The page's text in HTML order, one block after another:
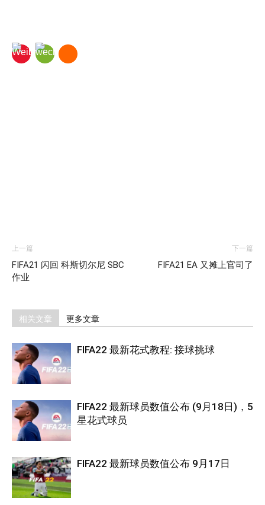
上一篇
FIFA21 闪回 科斯切尔尼 SBC
作业
下一篇
FIFA21 EA 又摊上官司了
相关文章 更多文章
FIFA22 最新花式教程: 接球挑球
FIFA22 最新球员数值公布 (9月18日)，5
星花式球员
FIFA22 最新球员数值公布 9月17日